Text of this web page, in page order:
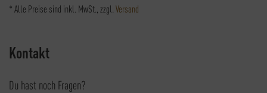
* Alle Preise sind inkl. MwSt., zzgl. Versand
Kontakt
Du hast noch Fragen?